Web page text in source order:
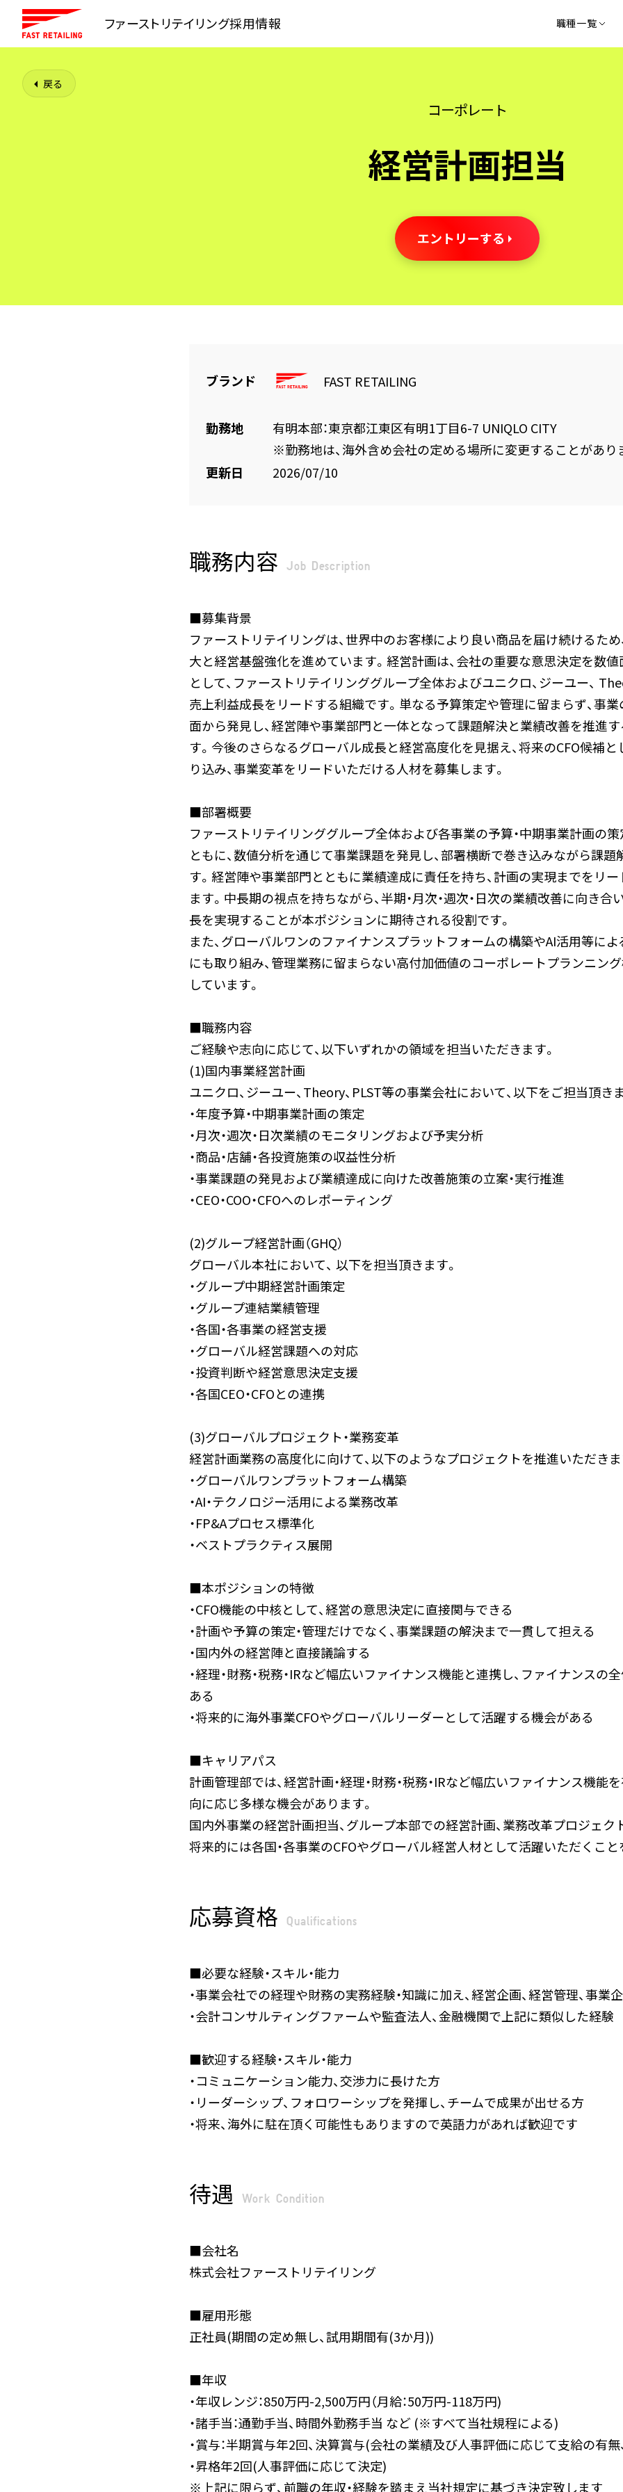
ファーストリテイリング採用情報 職種一覧
戻る
コーポレート
経営計画担当
エントリーする
ブランド FAST RETAILING
勤務地
有明本部：東京都江東区有明1丁目6-7 UNIQLO CITY
※勤務地は、海外含め会社の定める場所に変更することがあり
更新日
2026/07/10
職務内容 Job Description
■募集背景
ファーストリテイリングは、世界中のお客様により良い商品を届け続けるた
大と経営基盤強化を進めています。経営計画は、会社の重要な意思決定を数
として、ファーストリテイリンググループ全体およびユニクロ、ジーユー、
売上利益成長をリードする組織です。単なる予算策定や管理に留まらず、事
面から発見し、経営陣や事業部門と一体となって課題解決と業績改善を推進
す。今後のさらなるグローバル成長と経営高度化を見据え、将来のCFO候補
り込み、事業変革をリードいただける人材を募集します。
■部署概要
ファーストリテイリンググループ全体および各事業の予算・中期事業計画の
ともに、数値分析を通じて事業課題を発見し、部署横断で巻き込みながら課
す。経営陣や事業部門とともに業績達成に責任を持ち、計画の実現までをリ
ます。中長期の視点を持ちながら、半期・月次・週次・日次の業績改善に向き合
長を実現することが本ポジションに期待される役割です。
また、グローバルワンのファイナンスプラットフォームの構築やAI活用等によ
にも取り組み、管理業務に留まらない高付加価値のコーポレートプランニン
しています。
■職務内容
ご経験や志向に応じて、以下いずれかの領域を担当いただきます。
(1)国内事業経営計画
ユニクロ、ジーユー、Theory、PLST等の事業会社において、以下をご担当頂き
・年度予算・中期事業計画の策定
・月次・週次・日次業績のモニタリングおよび予実分析
・商品・店舗・各投資施策の収益性分析
・事業課題の発見および業績達成に向けた改善施策の立案・実行推進
・CEO・COO・CFOへのレポーティング
(2)グループ経営計画（GHQ）
グローバル本社において、 以下を担当頂きます。
・グループ中期経営計画策定
・グループ連結業績管理
・各国・各事業の経営支援
・グローバル経営課題への対応
・投資判断や経営意思決定支援
・各国CEO・CFOとの連携
(3)グローバルプロジェクト・業務変革
経営計画業務の高度化に向けて、以下のようなプロジェクトを推進いただきま
・グローバルワンプラットフォーム構築
・AI・テクノロジー活用による業務改革
・FP&Aプロセス標準化
・ベストプラクティス展開
■本ポジションの特徴
・CFO機能の中核として、経営の意思決定に直接関与できる
・計画や予算の策定・管理だけでなく、事業課題の解決まで一貫して担える
・国内外の経営陣と直接議論する
・経理・財務・税務・IRなど幅広いファイナンス機能と連携し、ファイナンスの
ある
・将来的に海外事業CFOやグローバルリーダーとして活躍する機会がある
■キャリアパス
計画管理部では、経営計画・経理・財務・税務・IRなど幅広いファイナンス機能
向に応じ多様な機会があります。
国内外事業の経営計画担当、グループ本部での経営計画、業務改革プロジェク
将来的には各国・各事業のCFOやグローバル経営人材として活躍いただくこ
応募資格 Qualifications
■必要な経験・スキル・能力
・事業会社での経理や財務の実務経験・知識に加え、経営企画、経営管理、事業
・会計コンサルティングファームや監査法人、金融機関で上記に類似した経験
■歓迎する経験・スキル・能力
・コミュニケーション能力、交渉力に長けた方
・リーダーシップ、フォロワーシップを発揮し、チームで成果が出せる方
・将来、海外に駐在頂く可能性もありますので英語力があれば歓迎です
待遇 Work Condition
■会社名
株式会社ファーストリテイリング
■雇用形態
正社員(期間の定め無し、試用期間有(3か月))
■年収
・年収レンジ：850万円-2,500万円（月給：50万円-118万円)
・諸手当：通勤手当、時間外勤務手当 など (※すべて当社規程による)
・賞与：半期賞与年2回、決算賞与(会社の業績及び人事評価に応じて支給の有
・昇格年2回(人事評価に応じて決定)
※上記に限らず、前職の年収・経験を踏まえ当社規定に基づき決定致します